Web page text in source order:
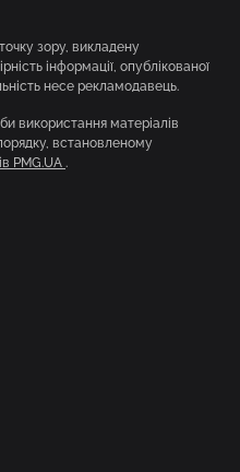
зору, викладену
інформації, опублікованої
несе рекламодавець.
використання матеріалів
встановленому
PMG.UA .